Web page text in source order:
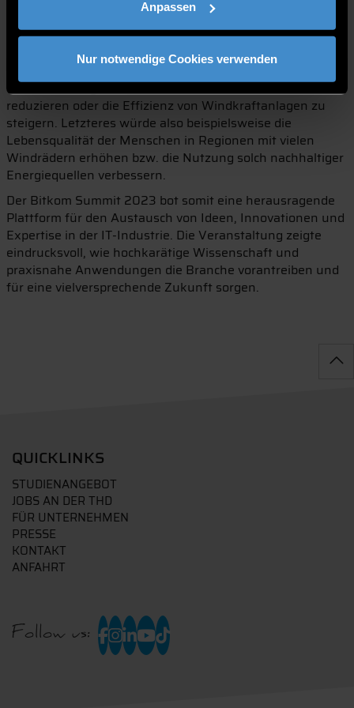
Anpassen
Nur notwendige Cookies verwenden
Anwendungen, wie zum Beispiel die Simulation und
Optimierung von Luftströmungen in energieintensiven
Rechenzentren oder auch bei Windrädern. Li berichtete,
dass diese Technologie dazu beitragen könne, den
enormen Energieverbrauch von Rechenzentren zu
reduzieren oder die Effizienz von Windkraftanlagen zu
steigern. Letzteres würde also beispielsweise die
Lebensqualität der Menschen in Regionen mit vielen
Windrädern erhöhen bzw. die Nutzung solch nachhaltiger
Energiequellen verbessern.
Der Bitkom Summit 2023 bot somit eine herausragende
Plattform für den Austausch von Ideen, Innovationen und
Expertise in der IT-Industrie. Die Veranstaltung zeigte
eindrucksvoll, wie hochkarätige Wissenschaft und
praxisnahe Anwendungen die Branche vorantreiben und
für eine vielversprechende Zukunft sorgen.
QUICKLINKS
STUDIENANGEBOT
JOBS AN DER THD
FÜR UNTERNEHMEN
PRESSE
KONTAKT
ANFAHRT
Follow us: